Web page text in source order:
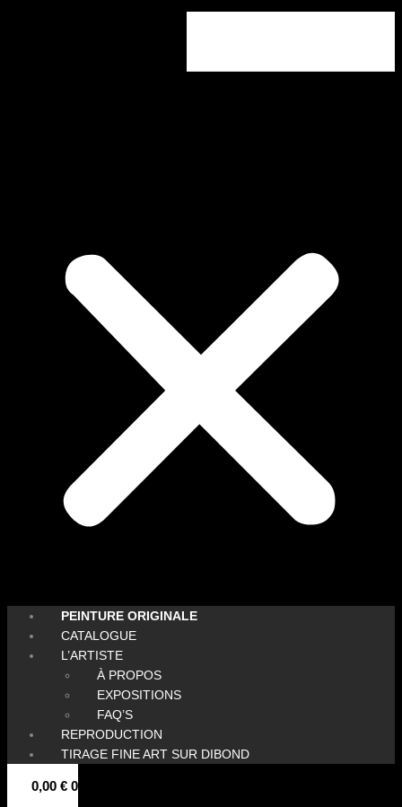
PEINTURE ORIGINALE
CATALOGUE
L’ARTISTE
À PROPOS
EXPOSITIONS
FAQ’S
REPRODUCTION
TIRAGE FINE ART SUR DIBOND
0,00 € 0